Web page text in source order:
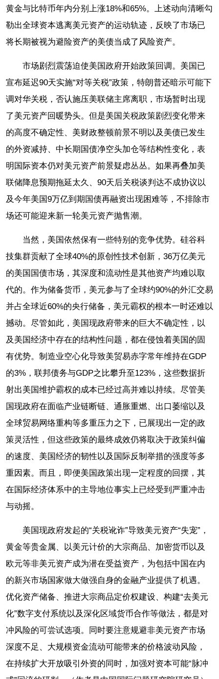
黄金与比特币年内分别上涨18%和65%。上述动向清晰勾
勒出全球资本逃离美元资产的运动轨迹，反映了市场已
将长期被视为避险资产的美债当成了风险资产。
市场剧烈震荡迫使美国政府开始政策回调。美国已
宣布延迟90天实施“对等关税”政策，特朗普还暗示可能下
调对华关税，否认施压美联储主席离职，市场暂时出现
了美元资产回暖势头。但是美国关税政策剧烈变化带来
的高度不确定性、美财政整顿前景不明以及美债已发生
的外资减持、中长期国债净空头加仓等结构性变化，表
明国际资本仍对美元资产前景疑虑丛丛。如果再叠加美
联储降息预期拖延太久、90天后关税谈判达不成协议以
及今年美国9万亿到期国债再融资出现困难等，不排除市
场还可能迎来新一轮美元资产抛售潮。
当然，美国依然保有一些特别的竞争优势。硅谷科
技集群贡献了全球40%的原创性技术创新，36万亿美元
的美国国债市场，其深度和流动性是其他资产均难以取
代的。作为储备货币，美元参与了全球约90%的外汇交易
并占全球近60%的央行储备，美元霸权的根本一时还难以
撼动。尽管如此，美国现政府带来的巨大不确定性，以
及美国经济中存在的结构性问题，都在侵蚀着美国的固
有优势。制造业空心化导致美贸易赤字常年维持在GDP
的3%，联邦债务与GDP之比攀升至123%，这些数据折
射出美国维护霸权的成本已经过高并难以持续。尽管美
国现政府在面临产业链断链、通胀重燃、出口萎缩以及
全球贸易网络重构等多重压力之下，已展现出一定的政
策灵活性，但这些政策的最终成效仍将取决于政策纠偏
的速度、美国经济的韧性以及国际反制举措的强度等多
重因素。而且，即便美国政策出现一定程度的回摆，其
在国际经济体系中的主导地位事实上已经受到严重冲击
与动摇。
美国现政府发起的“关税讹诈”导致美元资产“失宠”，
黄金等贵金属、以美元计价的大宗商品、加密货币以及
欧元等非美元资产成为潜在受益资产，为包括中国在内
的新兴市场国家做大做强自身的金融产业提供了机遇。
优化资产储备、推进大宗商品定价权建设、构建“去美元
化”数字支付系统以及深化区域货币合作等做法，都是对
冲风险的可尝试选项。同时要注意规避非美元资产市场
深度不足、大规模资金流动可能带来的价格波动风险，
在持续扩大开放吸引外资的同时，加强对资本可能“脉冲